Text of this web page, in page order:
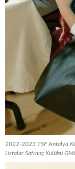
2022-2023 TSF Antalya
Ustalar Satranç Kulübü